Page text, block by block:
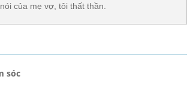
của mẹ vợ, tôi thất thần.
sóc